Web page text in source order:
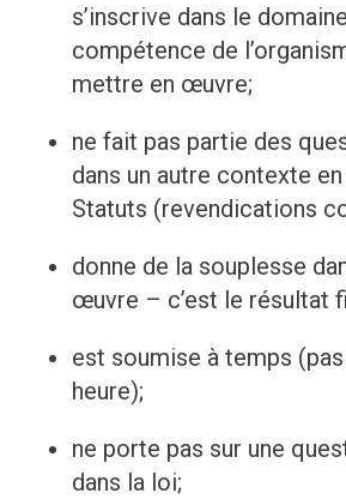
s’inscrive dans le
compétence de
mettre en œuvre;
ne fait pas partie des
dans un autre contexte
Statuts (revendications
donne de la souplesse
œuvre – c’est le résultat
est soumise à temps
heure);
ne porte pas sur une
dans la loi;